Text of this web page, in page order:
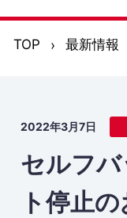
TOP 最新情報
2022年3月7日
セルフ
ト停止